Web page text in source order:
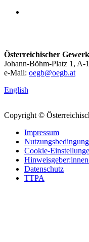
Österreichischer
Johann-Böhm-Platz 1, A-
e-Mail: oegb@oegb.at
English
Copyright ©
Impressum
Cookie-
Datenschutz
TTPA